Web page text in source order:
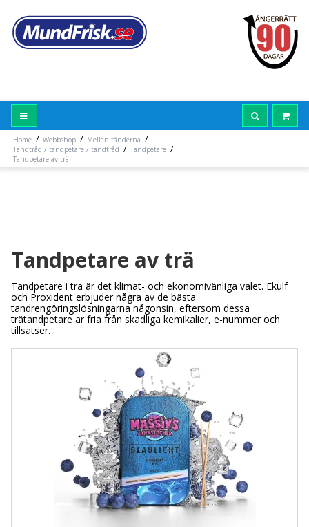
Home / Webbshop / Mellan tänderna /
Tandtråd / tandpetare / tandtråd / Tandpetare /
Tandpetare av trä
Tandpetare av trä
Tandpetare i trä är det klimat- och ekonomivänliga valet. Ekulf
och Proxident erbjuder några av de bästa
tandrengöringslösningarna någonsin, eftersom dessa
trätandpetare är fria från skadliga kemikalier, e-nummer och
tillsatser.